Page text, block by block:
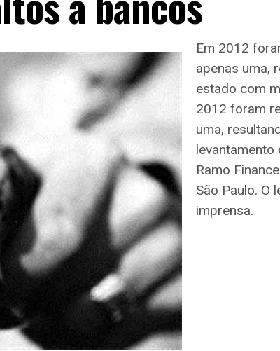
Em 2012
apenas uma,
estado com
2012 foram
uma,
Ramo
São Paulo. O
imprensa.